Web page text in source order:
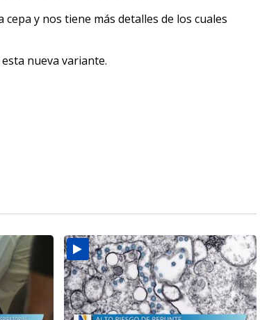
y nos tiene más detalles de los cuales
nueva variante.